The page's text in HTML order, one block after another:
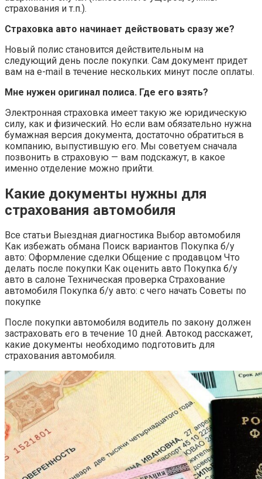
страхования и т.п.).
Страховка авто начинает действовать сразу же?
Новый полис становится действительным на
следующий день после покупки. Сам документ придет
вам на e-mail в течение нескольких минут после оплаты.
Мне нужен оригинал полиса. Где его взять?
Электронная страховка имеет такую же юридическую
силу, как и физический. Но если вам обязательно нужна
бумажная версия документа, достаточно обратиться в
компанию, выпустившую его. Мы советуем сначала
позвонить в страховую — вам подскажут, в какое
именно отделение можно прийти.
Какие документы нужны для
страхования автомобиля
Все статьи Выездная диагностика Выбор автомобиля
Как избежать обмана Поиск вариантов Покупка б/у
авто: Оформление сделки Общение с продавцом Что
делать после покупки Как оценить авто Покупка б/у
авто в салоне Техническая проверка Страхование
автомобиля Покупка б/у авто: с чего начать Советы по
покупке
После покупки автомобиля водитель по закону должен
застраховать его в течение 10 дней. Автокод расскажет,
какие документы необходимо подготовить для
страхования автомобиля.